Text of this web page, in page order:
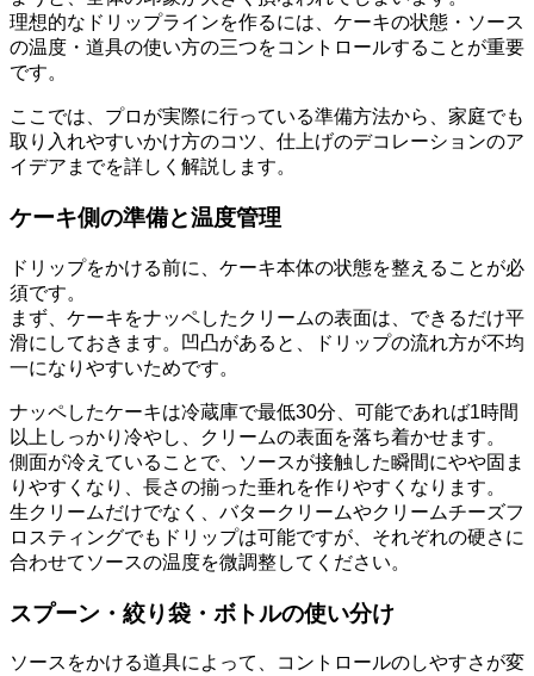
理想的なドリップラインを作るには、ケーキの状態・ソース
の温度・道具の使い方の三つをコントロールすることが重要
です。
ここでは、プロが実際に行っている準備方法から、家庭でも
取り入れやすいかけ方のコツ、仕上げのデコレーションのア
イデアまでを詳しく解説します。
ケーキ側の準備と温度管理
ドリップをかける前に、ケーキ本体の状態を整えることが必
須です。
まず、ケーキをナッペしたクリームの表面は、できるだけ平
滑にしておきます。凹凸があると、ドリップの流れ方が不均
一になりやすいためです。
ナッペしたケーキは冷蔵庫で最低30分、可能であれば1時間
以上しっかり冷やし、クリームの表面を落ち着かせます。
側面が冷えていることで、ソースが接触した瞬間にやや固ま
りやすくなり、長さの揃った垂れを作りやすくなります。
生クリームだけでなく、バタークリームやクリームチーズフ
ロスティングでもドリップは可能ですが、それぞれの硬さに
合わせてソースの温度を微調整してください。
スプーン・絞り袋・ボトルの使い分け
ソースをかける道具によって、コントロールのしやすさが変